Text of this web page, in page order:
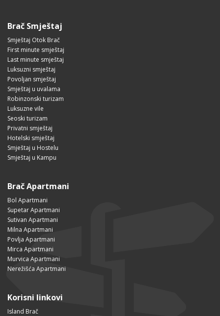
Brač Smještaj
Smještaj Otok Brač
First minute smještaj
Last minute smještaj
Luksuzni smještaj
Povoljan smještaj
Smještaj u uvalama
Robinzonski turizam
Luksuzne vile
Seoski turizam
Privatni smještaj
Hotelski smještaj
Smještaj u Hostelu
Smještaj u Kampu
Brač Apartmani
Bol Apartmani
Supetar Apartmani
Sutivan Apartmani
Milna Apartmani
Povlja Apartmani
Mirca Apartmani
Murvica Apartmani
Nerežišća Apartmani
Korisni linkovi
Island Brač